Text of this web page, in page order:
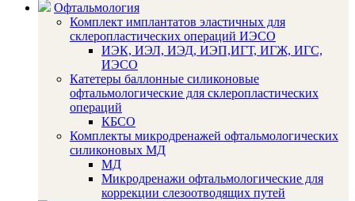
Офтальмология
Комплект имплантатов эластичных для
склеропластических операций ИЭСО
ИЭК, ИЭЛ, ИЭД, ИЭП,ИГТ, ИГЖ, ИГС,
ИЭСО
Катетеры баллонные силиконовые
офтальмологические для склеропластических
операций
КБСО
Комплекты микродренажей офтальмологических
силиконовых МД
МД
Микродренажи офтальмологические для
коррекции слезоотводящих путей